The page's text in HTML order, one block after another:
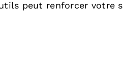
peut renforcer votre